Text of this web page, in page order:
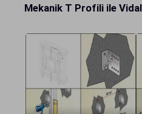
Mekanik T Profili ile